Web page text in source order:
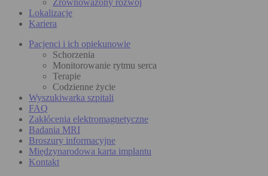
Lokalizacje
Kariera
Pacjenci i ich opiekunowie
Schorzenia
Monitorowanie rytmu serca
Terapie
Codzienne życie
Wyszukiwarka szpitali
FAQ
Zakłócenia elektromagnetyczne
Badania MRI
Broszury informacyjne
Międzynarodowa karta implantu
Kontakt